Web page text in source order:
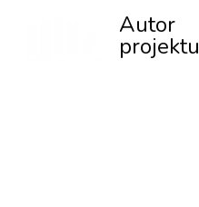
Autor
projektu